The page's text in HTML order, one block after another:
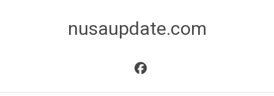
nusaupdate.com